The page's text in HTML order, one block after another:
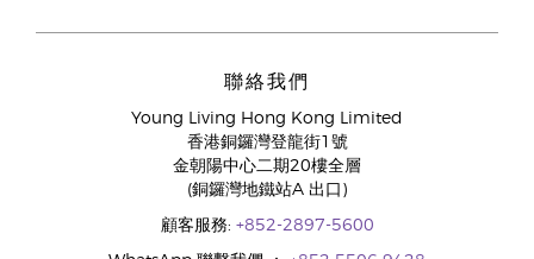
聯絡我們
Young Living Hong Kong Limited
香港銅鑼灣登龍街1號
金朝陽中心二期20樓全層
(銅鑼灣地鐵站A 出口)
顧客服務: +852-2897-5600